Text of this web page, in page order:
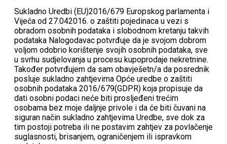
Sukladno Uredbi (EU)2016/679 Europskog parlamenta i
Vijeća od 27.042016. o zaštiti pojedinaca u vezi s
obradom osobnih podataka i slobodnom kretanju takvih
podataka Nalogodavac potvrđuje da je svojom dobrom
voljom odobrio korištenje svojih osobnih podataka, sve
u svrhu sudjelovanja u procesu kupoprodaje nekretnine.
Također potvrđujem da sam obavješetn/a da posrednik
posluje sukladno zahtjevima Opće uredbe o zaštiti
osobnih podataka 2016/679(GDPR) koja propisuje da
dati osobni podaci neće biti prosljeđeni trećim
osobama bez moje daljnje privole i da će biti čuvani na
siguran način sukladno zahtjevima Uredbe, sve dok za
tim postoji potreba ili ne postavim zahtjev za povlačenje
suglasnosti, brisanjem, ograničenjem ili ispravkom